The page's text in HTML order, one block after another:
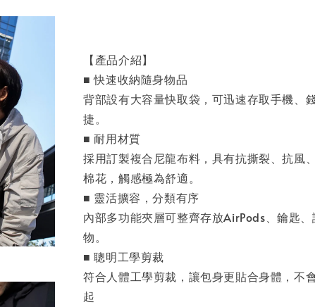
【產品介紹】
■ 快速收納隨身物品
背部設有大容量快取袋，可迅速存取手機、
捷。
■ 耐用材質
採用訂製複合尼龍布料，具有抗撕裂、抗風
棉花，觸感極為舒適。
■ 靈活擴容，分類有序
內部多功能夾層可整齊存放AirPods、鑰匙
物。
■ 聰明工學剪裁
符合人體工學剪裁，讓包身更貼合身體，不
起